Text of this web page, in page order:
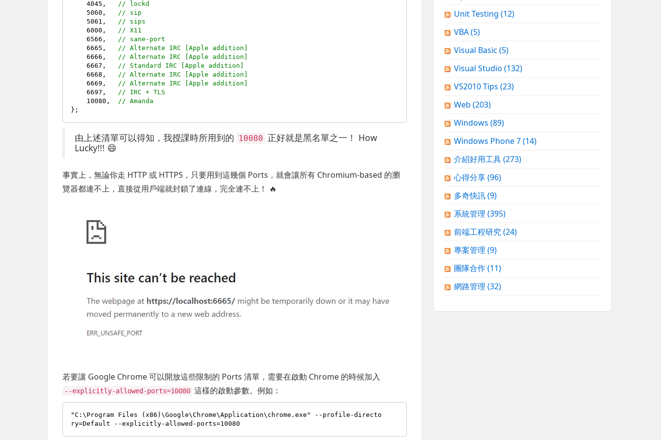
4045 , // lockd
5060 , // sip
5061 , // sips
6000 , // X11
6566 , // sane-port
6665 , // Alternate IRC [Apple addition]
6666 , // Alternate IRC [Apple addition]
6667 , // Standard IRC [Apple addition]
6668 , // Alternate IRC [Apple addition]
6669 , // Alternate IRC [Apple addition]
6697 , // IRC + TLS
10080 , // Amanda
由上述清單可以得知，我授課時所用到的 10080 正好就是黑名單之一！ How
Lucky!!! 😄
事實上，無論你走 HTTP 或 HTTPS，只要用到這幾個 Ports，就會讓所有 Chromium-based 的瀏
覽器都連不上，直接從用戶端就封鎖了連線，完全連不上！ 🔥
若要讓 Google Chrome 可以開放這些限制的 Ports 清單，需要在啟動 Chrome 的時候加入
--explicitly-allowed-ports=10080 這樣的啟動參數。例如：
"C:\Program Files (x86)\Google\Chrome\Application\chrome.exe" --profile-directo
ry=Default --explicitly-allowed-ports=10080
Unit Testing (12)
VBA(5)
Visual Basic (5)
Visual Studio (132)
VS2010 Tips (23)
Web (203)
Windows (89)
Windows Phone 7(14)
介紹好用工具(273)
心得分享(96)
多奇快訊(9)
系統管理 (395)
前端工程研究(24)
專案管理 (9)
團隊合作(11)
網路管理 (32)